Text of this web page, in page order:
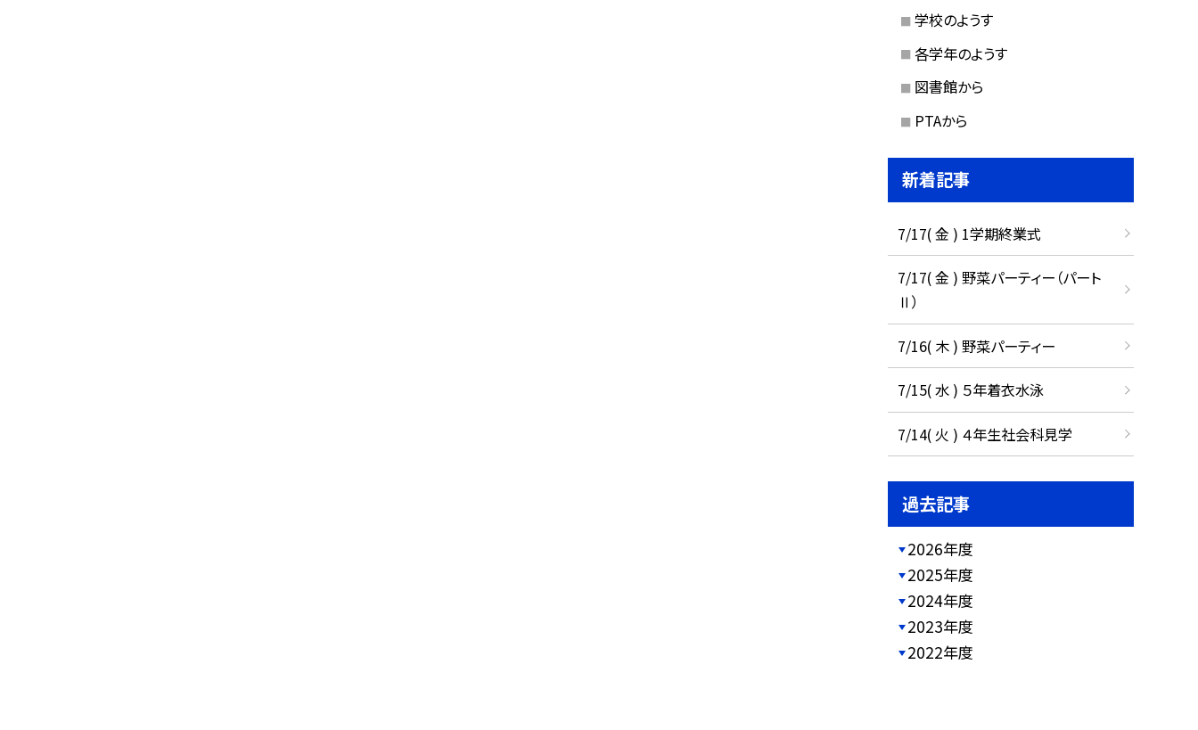
学校のようす
各学年のようす
図書館から
PTAから
新着記事
7/17( 金 ) 1学期終業式
7/17( 金 ) 野菜パーティー（パート
Ⅱ）
7/16( 木 ) 野菜パーティー
7/15( 水 ) ５年着衣水泳
7/14( 火 ) ４年生社会科見学
過去記事
2026年度
2025年度
2024年度
2023年度
2022年度